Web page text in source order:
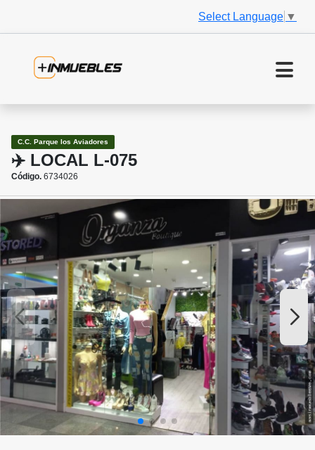
Select Language ▼
C.C. Parque los Aviadores
✈️ LOCAL L-075
Código. 6734026